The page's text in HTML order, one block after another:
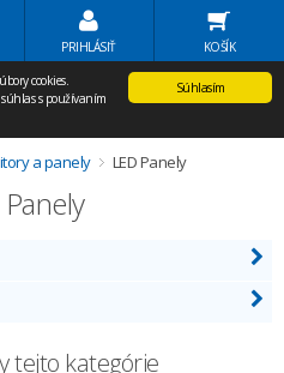
Volať Agem
PRIHLÁSIŤ KOŠÍK
Súhlasím
cookies.
s používaním
a panely LED Panely
tejto kategórie